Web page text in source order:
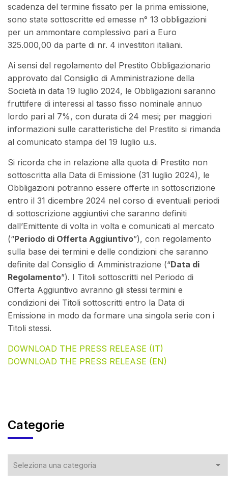
scadenza del termine fissato per la prima emissione,
sono state sottoscritte ed emesse n° 13 obbligazioni
per un ammontare complessivo pari a Euro
325.000,00 da parte di nr. 4 investitori italiani.
Ai sensi del regolamento del Prestito Obbligazionario
approvato dal Consiglio di Amministrazione della
Società in data 19 luglio 2024, le Obbligazioni saranno
fruttifere di interessi al tasso fisso nominale annuo
lordo pari al 7%, con durata di 24 mesi; per maggiori
informazioni sulle caratteristiche del Prestito si rimanda
al comunicato stampa del 19 luglio u.s.
Si ricorda che in relazione alla quota di Prestito non
sottoscritta alla Data di Emissione (31 luglio 2024), le
Obbligazioni potranno essere offerte in sottoscrizione
entro il 31 dicembre 2024 nel corso di eventuali periodi
di sottoscrizione aggiuntivi che saranno definiti
dall’Emittente di volta in volta e comunicati al mercato
(“Periodo di Offerta Aggiuntivo”), con regolamento
sulla base dei termini e delle condizioni che saranno
definite dal Consiglio di Amministrazione (“Data di
Regolamento”). I Titoli sottoscritti nel Periodo di
Offerta Aggiuntivo avranno gli stessi termini e
condizioni dei Titoli sottoscritti entro la Data di
Emissione in modo da formare una singola serie con i
Titoli stessi.
DOWNLOAD THE PRESS RELEASE (IT)
DOWNLOAD THE PRESS RELEASE (EN)
Categorie